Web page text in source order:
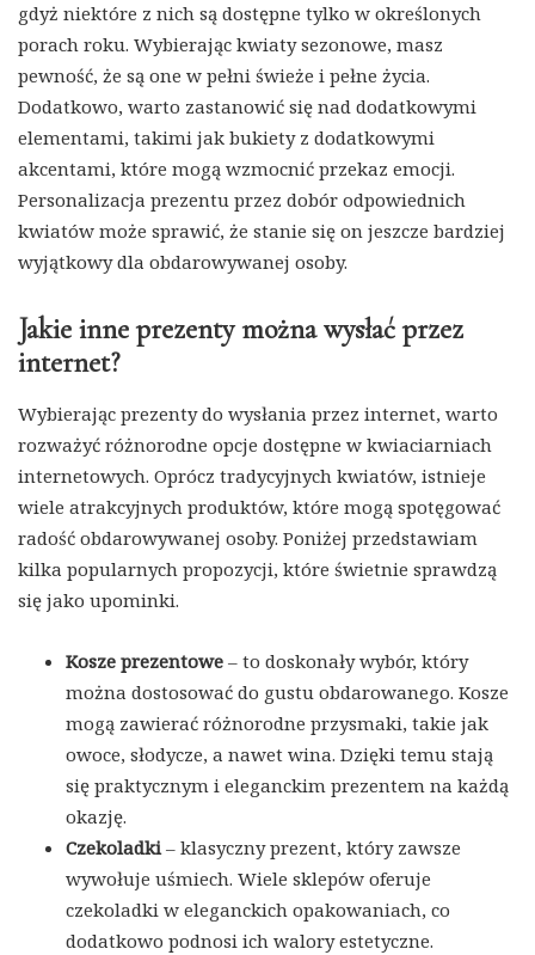
gdyż niektóre z nich są dostępne tylko w określonych
porach roku. Wybierając kwiaty sezonowe, masz
pewność, że są one w pełni świeże i pełne życia.
Dodatkowo, warto zastanowić się nad dodatkowymi
elementami, takimi jak bukiety z dodatkowymi
akcentami, które mogą wzmocnić przekaz emocji.
Personalizacja prezentu przez dobór odpowiednich
kwiatów może sprawić, że stanie się on jeszcze bardziej
wyjątkowy dla obdarowywanej osoby.
Jakie inne prezenty można wysłać przez
internet?
Wybierając prezenty do wysłania przez internet, warto
rozważyć różnorodne opcje dostępne w kwiaciarniach
internetowych. Oprócz tradycyjnych kwiatów, istnieje
wiele atrakcyjnych produktów, które mogą spotęgować
radość obdarowywanej osoby. Poniżej przedstawiam
kilka popularnych propozycji, które świetnie sprawdzą
się jako upominki.
Kosze prezentowe – to doskonały wybór, który
można dostosować do gustu obdarowanego. Kosze
mogą zawierać różnorodne przysmaki, takie jak
owoce, słodycze, a nawet wina. Dzięki temu stają
się praktycznym i eleganckim prezentem na każdą
okazję.
Czekoladki– klasyczny prezent, który zawsze
wywołuje uśmiech. Wiele sklepów oferuje
czekoladki w eleganckich opakowaniach, co
dodatkowo podnosi ich walory estetyczne.